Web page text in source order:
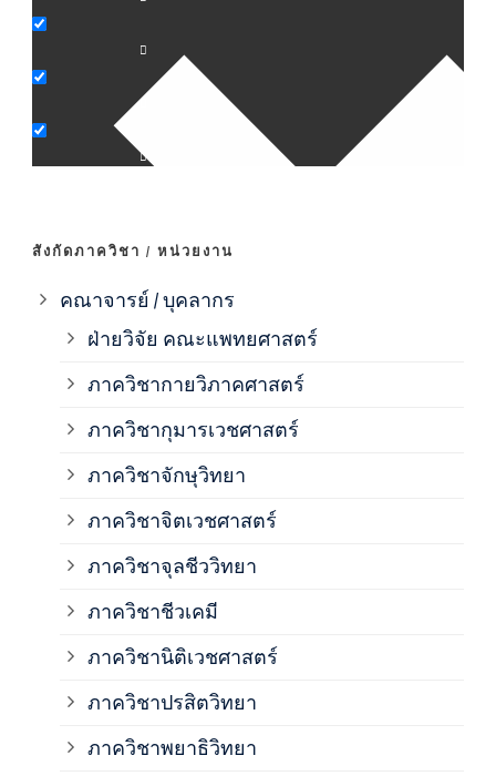
สังกัดภาควิชา / หน่วยงาน
คณาจารย์ / บุคลากร
ฝ่ายวิจัย คณะแพทยศาสตร์
ภาควิชากายวิภาคศาสตร์
ภาควิชากุมารเวชศาสตร์
ภาควิชาจักษุวิทยา
ภาควิชาจิตเวชศาสตร์
ภาควิชาจุลชีววิทยา
ภาควิชาชีวเคมี
ภาควิชานิติเวชศาสตร์
ภาควิชาปรสิตวิทยา
ภาควิชาพยาธิวิทยา